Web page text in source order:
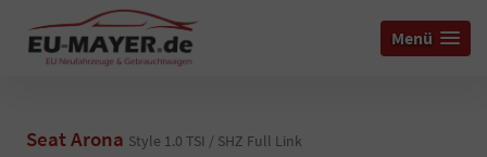
Menü
Seat Arona Style 1.0 TSI / SHZ Full Link